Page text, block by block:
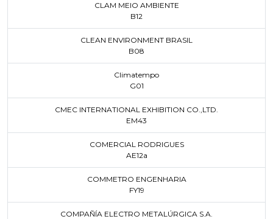
CLAM MEIO AMBIENTE
B12
CLEAN ENVIRONMENT BRASIL
B08
Climatempo
G01
CMEC INTERNATIONAL EXHIBITION CO.,LTD.
EM43
COMERCIAL RODRIGUES
AE12a
COMMETRO ENGENHARIA
FY19
COMPAÑÍA ELECTRO METALÚRGICA S.A.